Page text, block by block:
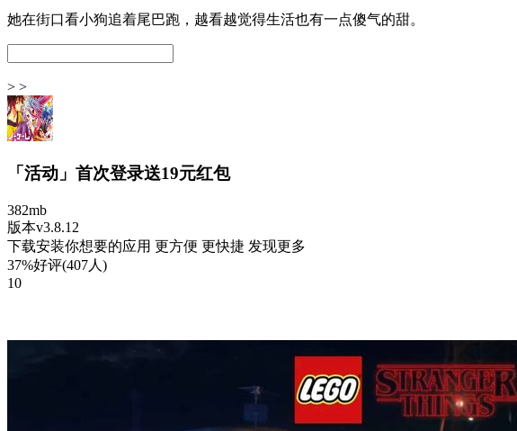
她在街口看小狗追着尾巴跑，越看越觉得生活也有一点傻气的甜。
> >
「活动」首次登录送19元红包
382mb
版本v3.8.12
下载安装你想要的应用 更方便 更快捷 发现更多
37%好评(407人)
10